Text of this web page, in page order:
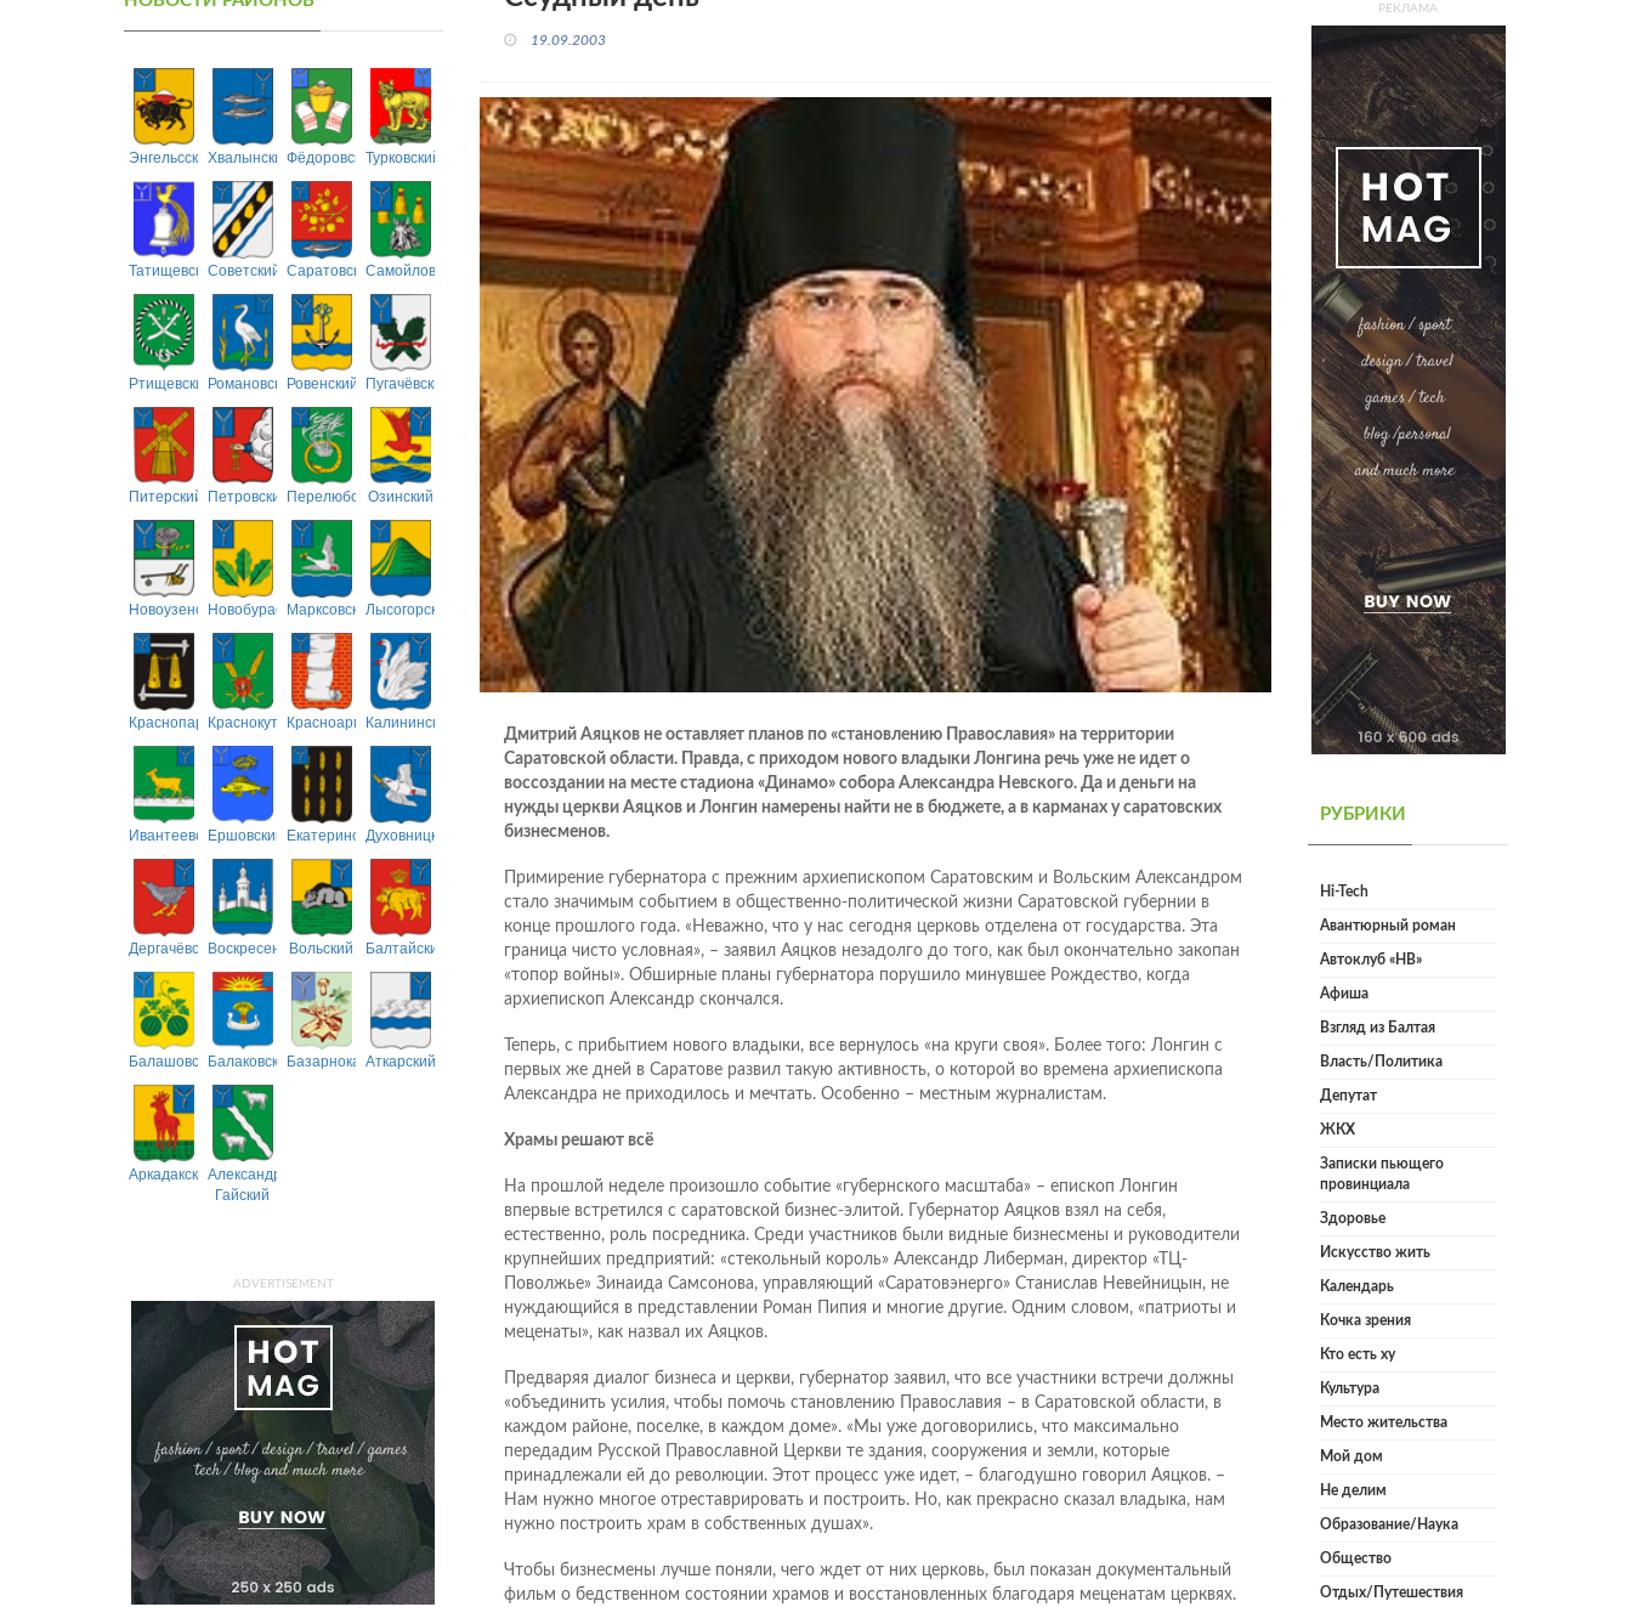
ЭнгельсскийХвалынскийФёдоровскийТурковский
ТатищевскийСоветский СаратовскийСамойловский
РтищевскийРомановскийРовенский Пугачёвский
Питерский ПетровскийПерелюбскийОзинский
НовоузенскийНовобурасскийМарксовскийЛысогорский
Краснопартизанский
КраснокутскийКрасноармейский
Калининский
ИвантеевскийЕршовский ЕкатериновскийДуховницкий
ДергачёвскийВоскресенскийВольский Балтайский
БалашовскийБалаковскийБазарнокарабулакский
Аткарский
АркадакскийАлександрово-
Гайский
ADVERTISEMENT
19.09.2003
Дмитрий Аяцков не оставляет планов по «становлению Православия» на территории
Саратовской области. Правда, с приходом нового владыки Лонгина речь уже не идет о
воссоздании на месте стадиона «Динамо» собора Александра Невского. Да и деньги на
нужды церкви Аяцков и Лонгин намерены найти не в бюджете, а в карманах у саратовских
бизнесменов.
Примирение губернатора с прежним архиепископом Саратовским и Вольским Александром
стало значимым событием в общественно-политической жизни Саратовской губернии в
конце прошлого года. «Неважно, что у нас сегодня церковь отделена от государства. Эта
граница чисто условная», – заявил Аяцков незадолго до того, как был окончательно закопан
«топор войны». Обширные планы губернатора порушило минувшее Рождество, когда
архиепископ Александр скончался.
Теперь, с прибытием нового владыки, все вернулось «на круги своя». Более того: Лонгин с
первых же дней в Саратове развил такую активность, о которой во времена архиепископа
Александра не приходилось и мечтать. Особенно – местным журналистам.
Храмы решают всё
На прошлой неделе произошло событие «губернского масштаба» – епископ Лонгин
впервые встретился с саратовской бизнес-элитой. Губернатор Аяцков взял на себя,
естественно, роль посредника. Среди участников были видные бизнесмены и руководители
крупнейших предприятий: «стекольный король» Александр Либерман, директор «ТЦ-
Поволжье» Зинаида Самсонова, управляющий «Саратовэнерго» Станислав Невейницын, не
нуждающийся в представлении Роман Пипия и многие другие. Одним словом, «патриоты и
меценаты», как назвал их Аяцков.
Предваряя диалог бизнеса и церкви, губернатор заявил, что все участники встречи должны
«объединить усилия, чтобы помочь становлению Православия – в Саратовской области, в
каждом районе, поселке, в каждом доме». «Мы уже договорились, что максимально
передадим Русской Православной Церкви те здания, сооружения и земли, которые
принадлежали ей до революции. Этот процесс уже идет, – благодушно говорил Аяцков. –
Нам нужно многое отреставрировать и построить. Но, как прекрасно сказал владыка, нам
нужно построить храм в собственных душах».
Чтобы бизнесмены лучше поняли, чего ждет от них церковь, был показан документальный
фильм о бедственном состоянии храмов и восстановленных благодаря меценатам церквях.
РЕКЛАМА
РУБРИКИ
Hi-Tech
Авантюрный роман
Автоклуб «НВ»
Афиша
Взгляд из Балтая
Власть/Политика
Депутат
ЖКХ
Записки пьющего
провинциала
Здоровье
Искусство жить
Календарь
Кочка зрения
Кто есть ху
Культура
Место жительства
Мой дом
Не делим
Образование/Наука
Общество
Отдых/Путешествия